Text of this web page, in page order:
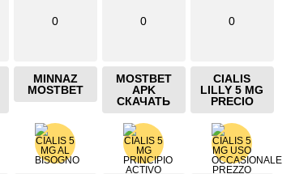
0
MINNAZ
MOSTBET
0
MOSTBET
APK
СКАЧАТЬ
0
CIALIS
LILLY 5 MG
PRECIO